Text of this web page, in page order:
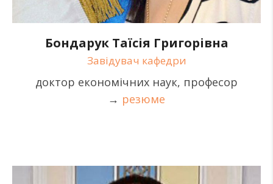
Бондарук Таїсія Григорівна
Завідувач кафедри
доктор економічних наук, професор
→ резюме